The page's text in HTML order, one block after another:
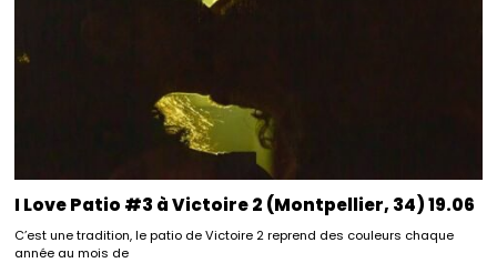
I Love Patio #3 à Victoire 2 (Montpellier, 34) 19.06
C’est une tradition, le patio de Victoire 2 reprend des couleurs chaque
année au mois de